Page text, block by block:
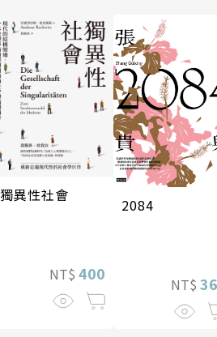
獨異性社會
NT$ 400
2084
NT$